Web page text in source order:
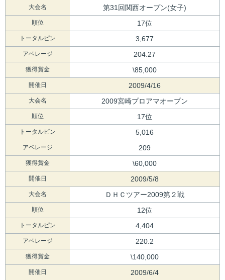
大会名 第31回関西オープン(女子)
順位 17位
トータルピン 3,677
アベレージ 204.27
獲得賞金 \85,000
開催日 2009/4/16
大会名 2009宮崎プロアマオープン
順位 17位
トータルピン 5,016
アベレージ 209
獲得賞金 \60,000
開催日 2009/5/8
大会名 ＤＨＣツアー2009第２戦
順位 12位
トータルピン 4,404
アベレージ 220.2
獲得賞金 \140,000
開催日 2009/6/4